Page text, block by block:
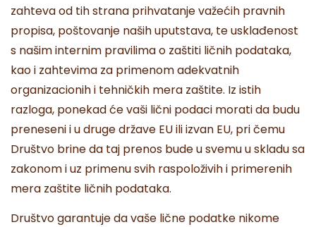
zahteva od tih strana prihvatanje važećih pravnih
propisa, poštovanje naših uputstava, te usklađenost
s našim internim pravilima o zaštiti ličnih podataka,
kao i zahtevima za primenom adekvatnih
organizacionih i tehničkih mera zaštite. Iz istih
razloga, ponekad će vaši lični podaci morati da budu
preneseni i u druge države EU ili izvan EU, pri čemu
Društvo brine da taj prenos bude u svemu u skladu sa
zakonom i uz primenu svih raspoloživih i primerenih
mera zaštite ličnih podataka.
Društvo garantuje da vaše lične podatke nikome